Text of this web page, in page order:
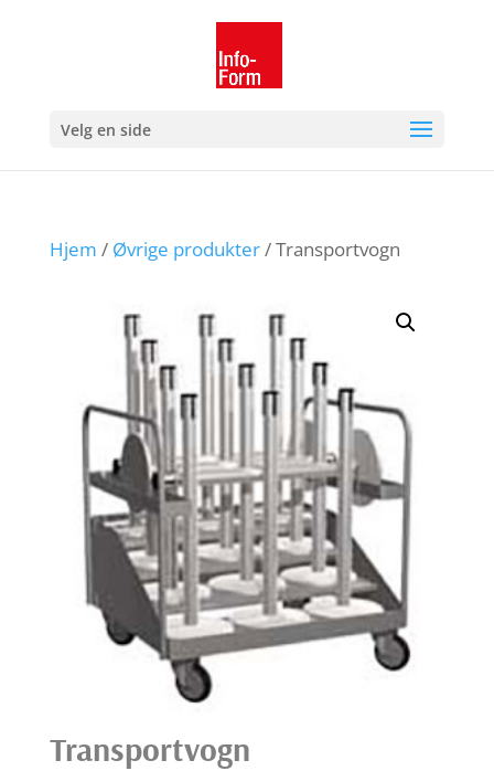
Velg en side
Hjem / Øvrige produkter/ Transportvogn
Transportvogn